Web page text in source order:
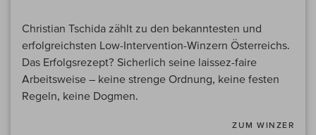
Christian Tschida zählt zu den bekanntesten und
erfolgreichsten Low-Intervention-Winzern Österreichs.
Das Erfolgsrezept? Sicherlich seine laissez-faire
Arbeitsweise – keine strenge Ordnung, keine festen
Regeln, keine Dogmen.
ZUM WINZER